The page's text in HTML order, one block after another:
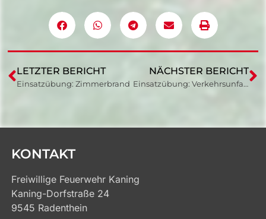
LETZTER BERICHT
Einsatzübung: Zimmerbrand
NÄCHSTER BERICHT
Einsatzübung: Verkehrsunfall mit eingeklemmter Person
KONTAKT
Freiwillige Feuerwehr Kaning
Kaning-Dorfstraße 24
9545 Radenthein